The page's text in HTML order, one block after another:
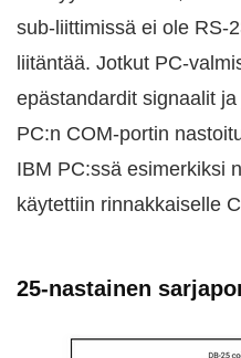
sub-liittimissä ei ole RS-
liitäntää. Jotkut PC-
epästandardit signaalit
PC:n COM-portin
IBM PC:ssä esimerkiksi
käytettiin rinnakkaiselle
25-nastainen